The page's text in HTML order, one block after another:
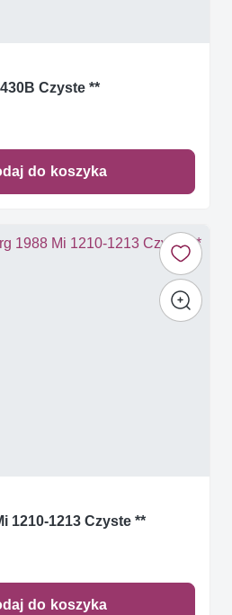
Czyste **
do koszyka
1210-1213 Czyste **
do koszyka